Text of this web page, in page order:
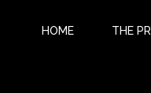
HOME THE